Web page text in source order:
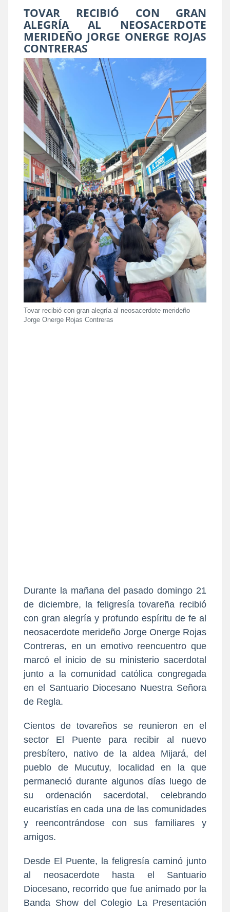
TOVAR RECIBIÓ CON GRAN
ALEGRÍA AL NEOSACERDOTE
MERIDEÑO JORGE ONERGE ROJAS
CONTRERAS
Tovar recibió con gran alegría al neosacerdote merideño
Jorge Onerge Rojas Contreras
Durante la mañana del pasado domingo 21
de diciembre, la feligresía tovareña recibió
con gran alegría y profundo espíritu de fe al
neosacerdote merideño Jorge Onerge Rojas
Contreras, en un emotivo reencuentro que
marcó el inicio de su ministerio sacerdotal
junto a la comunidad católica congregada
en el Santuario Diocesano Nuestra Señora
de Regla.
Cientos de tovareños se reunieron en el
sector El Puente para recibir al nuevo
presbítero, nativo de la aldea Mijará, del
pueblo de Mucutuy, localidad en la que
permaneció durante algunos días luego de
su ordenación sacerdotal, celebrando
eucaristías en cada una de las comunidades
y reencontrándose con sus familiares y
amigos.
Desde El Puente, la feligresía caminó junto
al neosacerdote hasta el Santuario
Diocesano, recorrido que fue animado por la
Banda Show del Colegio La Presentación